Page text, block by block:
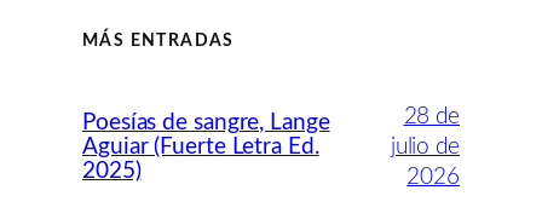
MÁS ENTRADAS
Poesías de sangre, Lange
Aguiar (Fuerte Letra Ed.
2025)
28 de
julio de
2026